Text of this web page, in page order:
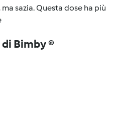
sazia. Questa dose ha più
Bimby ®